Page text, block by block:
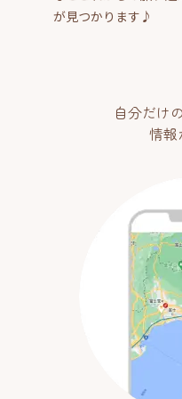
が見つかります♪
自分だけ
情報